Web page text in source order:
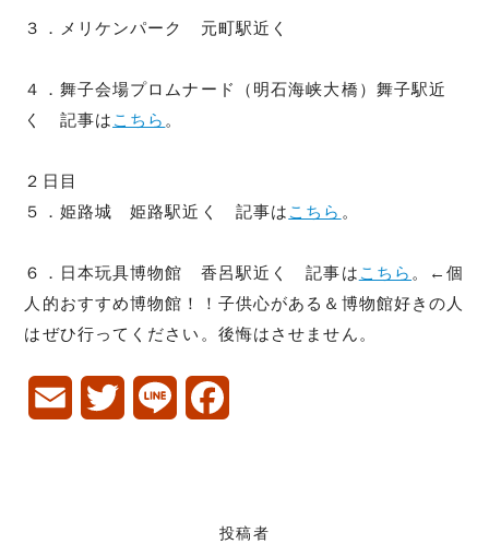
３．メリケンパーク 元町駅近く
４．舞子会場プロムナード（明石海峡大橋）舞子駅近
く 記事は こちら 。
２日目
５．姫路城 姫路駅近く 記事は こちら 。
６．日本玩具博物館 香呂駅近く 記事は こちら 。←個
人的おすすめ博物館！！子供心がある＆博物館好きの人
はぜひ行ってください。後悔はさせません。
e
投稿者